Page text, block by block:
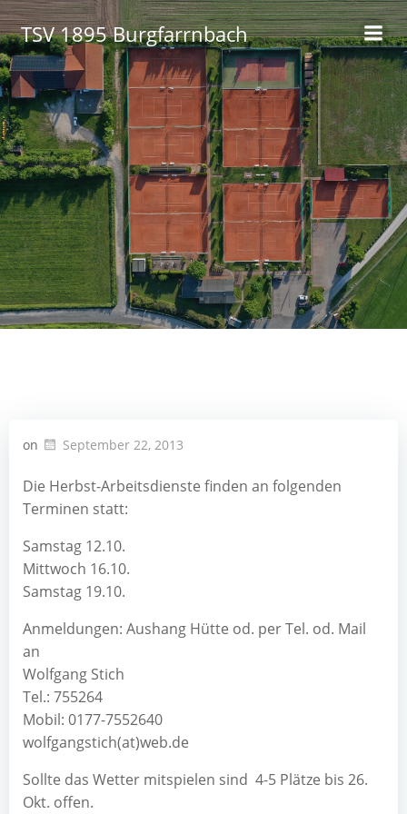
Zum
Inhalt
springen
TSV 1895 Burgfarrnbach
on September 22, 2013
Die Herbst-Arbeitsdienste finden an folgenden
Terminen statt:
Samstag 12.10.
Mittwoch 16.10.
Samstag 19.10.
Anmeldungen: Aushang Hütte od. per Tel. od. Mail
an
Wolfgang Stich
Tel.: 755264
Mobil: 0177-7552640
wolfgangstich(at)web.de
Sollte das Wetter mitspielen sind 4-5 Plätze bis 26.
Okt. offen.